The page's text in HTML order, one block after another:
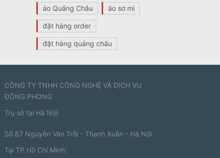
áo Quảng Châu áo sơ mi
đặt hàng order
đặt hàng quảng châu
CÔNG TY TNHH CÔNG NGHỆ VÀ DỊCH VỤ
ĐÔNG PHONG
Trụ sở tại Hà Nội:
Số 87 Nguyễn Văn Trỗi - Thanh Xuân - Hà Nội
Tại TP.Hồ Chí Minh: